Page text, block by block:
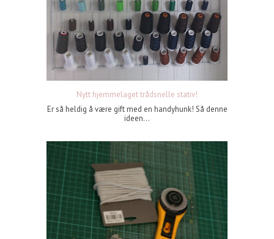
Nytt hjemmelaget trådsnelle stativ!
Er så heldig å være gift med en handyhunk! Så denne
ideen...